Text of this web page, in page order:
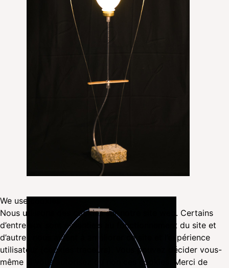
We use cookies
Nous utilisons des cookies sur notre site web. Certains
d’entre eux sont essentiels au fonctionnement du site et
d’autres nous aident à améliorer ce site et l’expérience
utilisateur (cookies traceurs). Vous pouvez décider vous-
même si vous autorisez ou non ces cookies. Merci de